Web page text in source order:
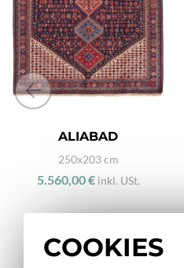
ALIABAD
250x203 cm
5.560,00 € inkl. USt.
COOKIES